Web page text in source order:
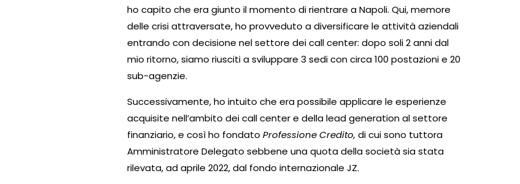
ho capito che era giunto il momento di rientrare a Napoli. Qui, memore
delle crisi attraversate, ho provveduto a diversificare le attività aziendali
entrando con decisione nel settore dei call center: dopo soli 2 anni dal
mio ritorno, siamo riusciti a sviluppare 3 sedi con circa 100 postazioni e 20
sub-agenzie.
Successivamente, ho intuito che era possibile applicare le esperienze
acquisite nell’ambito dei call center e della lead generation al settore
finanziario, e così ho fondatoProfessione Credito, di cui sono tuttora
Amministratore Delegato sebbene una quota della società sia stata
rilevata, ad aprile 2022, dal fondo internazionale JZ.